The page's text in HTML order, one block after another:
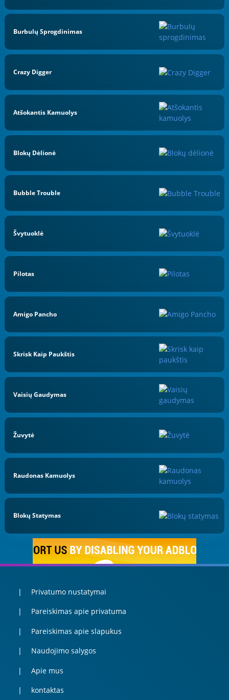
Burbulų Sprogdinimas
Crazy Digger
Atšokantis Kamuolys
Blokų Dėlionė
Bubble Trouble
Švytuoklė
Pilotas
Amigo Pancho
Skrisk Kaip Paukštis
Vaisių Gaudymas
Žuvytė
Raudonas Kamuolys
Blokų Statymas
Privatumo nustatymai
Pareiskimas apie privatuma
Pareiskimas apie slapukus
Naudojimo salygos
Apie mus
kontaktas